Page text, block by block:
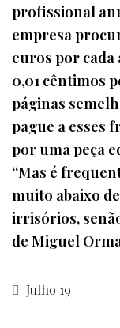
profissional
empresa
euros por cada
0,01 cêntimos
páginas
pague a esses
por uma peça
“Mas é
muito abaixo
irrisórios,
de Miguel
Julho 19